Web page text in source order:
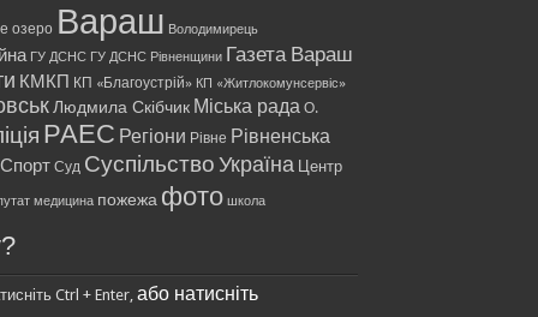
озеро Вараш Володимирець
ГУ ДСНС ГУ ДСНС Рівненщини Газета Вараш
КМКП КП «Благоустрій» КП «Житлокомунсервіс»
Людмила Скібчик Міська рада О.
РАЕС Регіони Рівне Рівненська
Спорт Суд Суспільство Україна Центр
медицина пожежа фото школа
Ctrl + Enter, або натисніть